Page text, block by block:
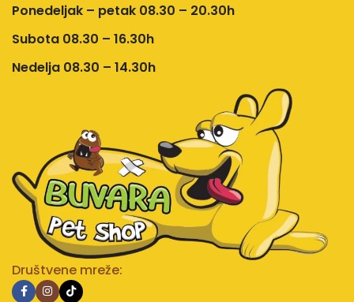
Ponedeljak – petak 08.30 – 20.30h
Subota 08.30 – 16.30h
Nedelja 08.30 – 14.30h
Društvene mreže: